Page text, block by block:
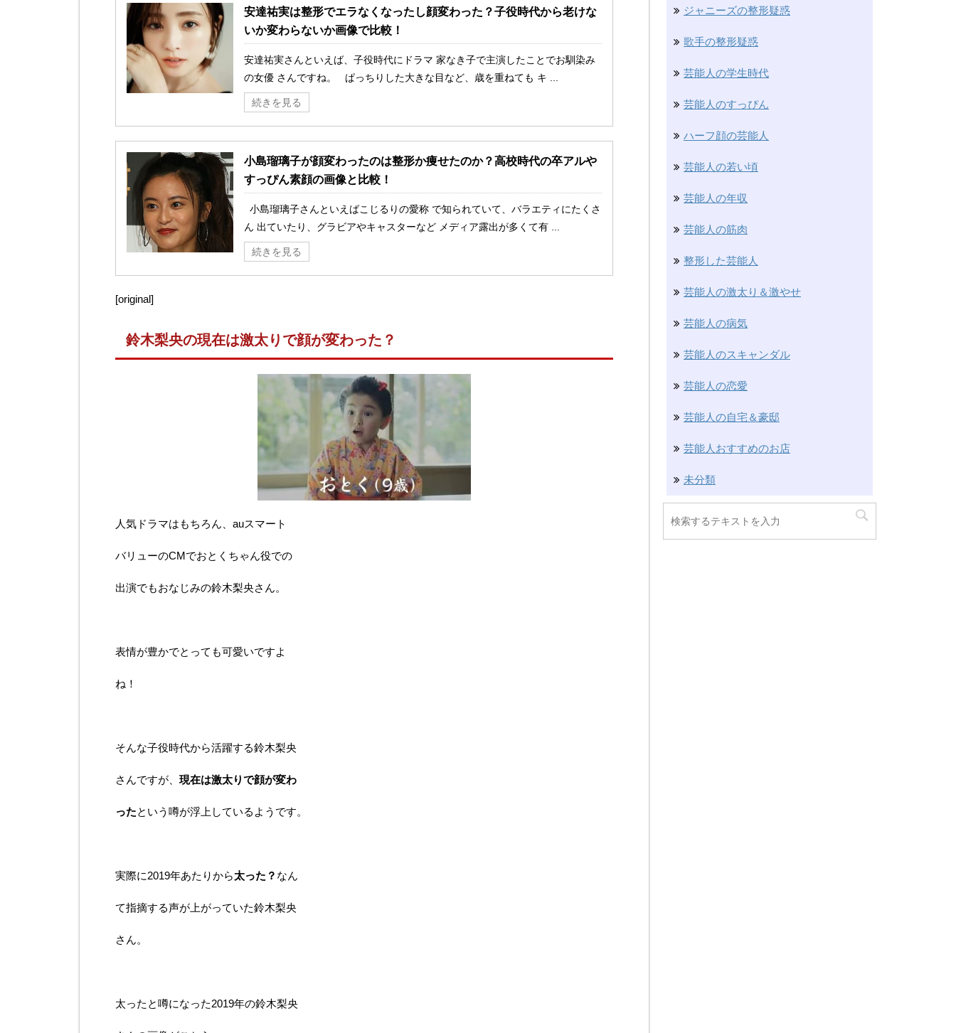
安達祐実は整形でエラなくなったし顔変わった？子役時代から老けな
いか変わらないか画像で比較！
安達祐実さんといえば、子役時代にドラマ 家なき子で主演したことでお馴染み
の女優 さんですね。 ぱっちりした大きな目など、歳を重ねても キ ...
続きを見る
小島瑠璃子が顔変わったのは整形か痩せたのか？高校時代の卒アルや
すっぴん素顔の画像と比較！
小島瑠璃子さんといえばこじるりの愛称 で知られていて、バラエティにたくさ
ん 出ていたり、グラビアやキャスターなど メディア露出が多くて有 ...
続きを見る
[original]
鈴木梨央の現在は激太りで顔が変わった？
人気ドラマはもちろん、auスマート
バリューのCMでおとくちゃん役での
出演でもおなじみの鈴木梨央さん。
表情が豊かでとっても可愛いですよ
ね！
そんな子役時代から活躍する鈴木梨央
さんですが、 現在は激太りで顔が変わ
ったという噂が浮上しているようです。
実際に2019年あたりから太った？ なん
て指摘する声が上がっていた鈴木梨央
さん。
太ったと噂になった2019年の鈴木梨央
ジャニーズの整形疑惑
歌手の整形疑惑
芸能人の学生時代
芸能人のすっぴん
ハーフ顔の芸能人
芸能人の若い頃
芸能人の年収
芸能人の筋肉
整形した芸能人
芸能人の激太り＆激やせ
芸能人の病気
芸能人のスキャンダル
芸能人の恋愛
芸能人の自宅＆豪邸
芸能人おすすめのお店
未分類